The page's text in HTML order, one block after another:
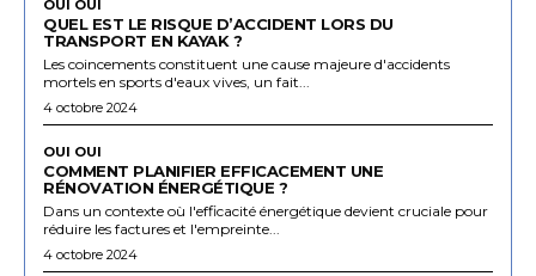
OUI OUI
QUEL EST LE RISQUE D’ACCIDENT LORS DU
TRANSPORT EN KAYAK ?
Les coincements constituent une cause majeure d'accidents
mortels en sports d'eaux vives, un fait...
4 octobre 2024
OUI OUI
COMMENT PLANIFIER EFFICACEMENT UNE
RÉNOVATION ÉNERGÉTIQUE ?
Dans un contexte où l'efficacité énergétique devient cruciale pour
réduire les factures et l'empreinte...
4 octobre 2024